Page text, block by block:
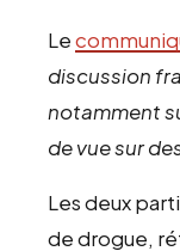
Le
discussion
notamment
de vue sur
Les deux
de drogue,